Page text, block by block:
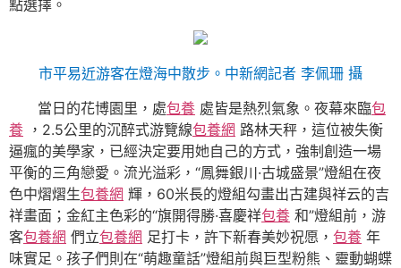
點選擇。
市平易近游客在燈海中散步。中新網記者 李佩珊 攝
當日的花博園里，處包養 處皆是熱烈氣象。夜幕來臨包
養 ，2.5公里的沉醉式游覽線包養網 路林天秤，這位被失衡
逼瘋的美學家，已經決定要用她自己的方式，強制創造一場
平衡的三角戀愛。流光溢彩，“鳳舞銀川·古城盛景”燈組在夜
色中熠熠生包養網 輝，60米長的燈組勾畫出古建與祥云的吉
祥畫面；金紅主色彩的“旗開得勝·喜慶祥包養 和”燈組前，游
客包養網 們立包養網 足打卡，許下新春美妙祝愿， 包養 年
味實足。孩子們則在“萌趣童話”燈組前與巨型粉熊、靈動蝴蝶